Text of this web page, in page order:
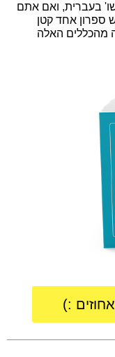
בעברית, ואם אתם
ספרון אחד קטן
מהכללים האלה
:)